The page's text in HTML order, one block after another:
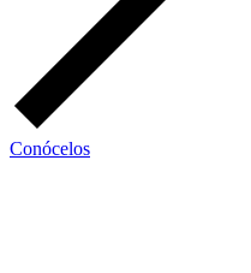
Conócelos